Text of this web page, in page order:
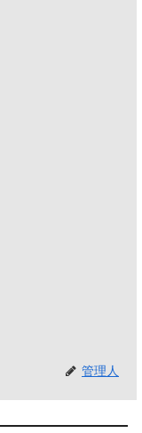
管理人